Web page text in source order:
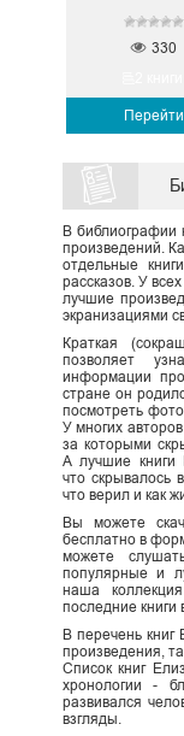
Перейти
330
В библиографии
произведений.
отдельные
рассказов. У
лучшие
экранизациями
Краткая
позволяет
информации
стране он
посмотреть
У многих
за которыми
А лучшие книги
что скрывалось
что верил и как
Вы можете
бесплатно в
можете
популярные и
наша
последние
В перечень книг
произведения,
Список книг
хронологии -
развивался
взгляды.